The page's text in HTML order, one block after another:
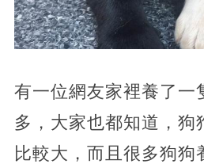
有一位網友家裡養了一
多，大家也都知道，狗
比較大，而且很多狗狗